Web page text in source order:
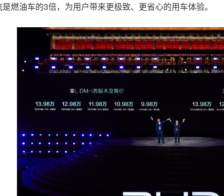
燃油车的3倍，为用户带来更极致、更省心的用车体验。